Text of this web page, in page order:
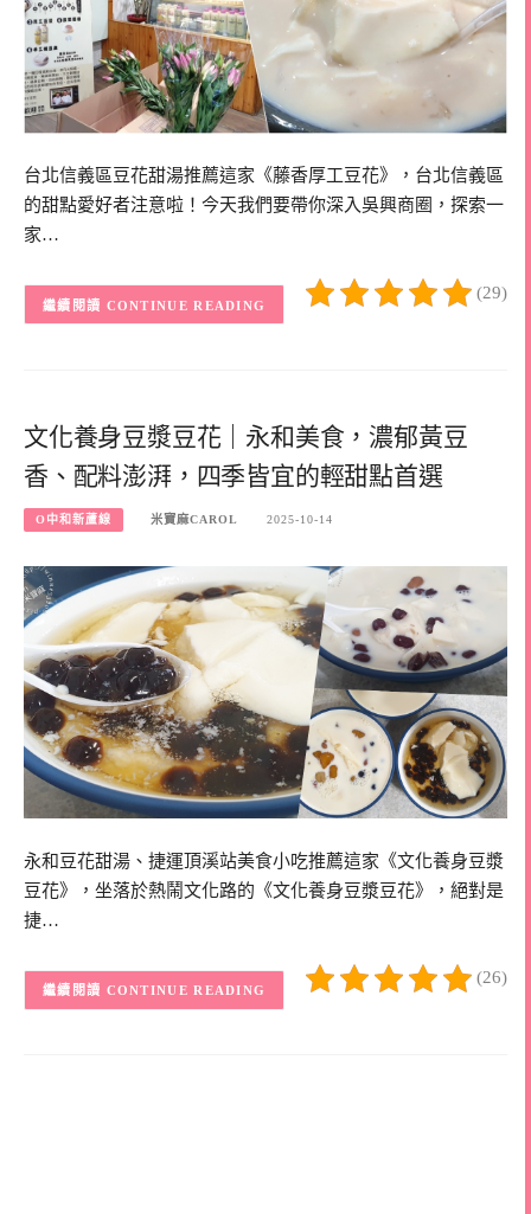
台北信義區豆花甜湯推薦這家《藤香厚工豆花》，台北信義區
的甜點愛好者注意啦！今天我們要帶你深入吳興商圈，探索一
家…
(29)
CONTINUE READING
文化養身豆漿豆花｜永和美食，濃郁黃豆
香、配料澎湃，四季皆宜的輕甜點首選
O中和新蘆線 米寶麻CAROL 2025-10-14
永和豆花甜湯、捷運頂溪站美食小吃推薦這家《文化養身豆漿
豆花》，坐落於熱鬧文化路的《文化養身豆漿豆花》，絕對是
捷…
(26)
CONTINUE READING